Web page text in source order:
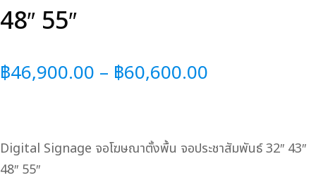
48″ 55″
฿46,900.00 – ฿60,600.00
through
฿60,600.00
Digital Signage จอโฆษณาตั้งพื้น จอประชาสัมพันธ์ 32″ 43″
48″ 55″